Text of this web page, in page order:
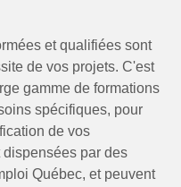
et qualifiées sont
de vos projets. C'est
gamme de formations
spécifiques, pour
de vos
par des
Québec, et peuvent